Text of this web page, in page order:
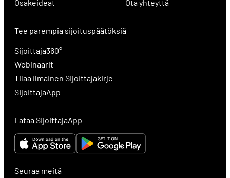
Osakeideat
Ota yhteyttä
Tee parempia sijoituspäätöksiä
Sijoittaja360°
Webinaarit
Tilaa ilmainen Sijoittajakirje
SijoittajaApp
Lataa SijoittajaApp
Seuraa meitä